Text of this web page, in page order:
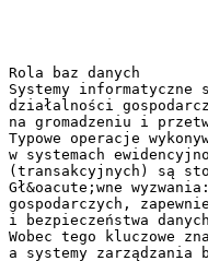
Rola baz danych
Systemy informatyczne
działalności
na gromadzeniu i
Typowe operacje
w systemach
(transakcyjnych) są
Gł&oacute;wne
gospodarczych,
i bezpieczeństwa
Wobec tego kluczowe
a systemy zarządzania